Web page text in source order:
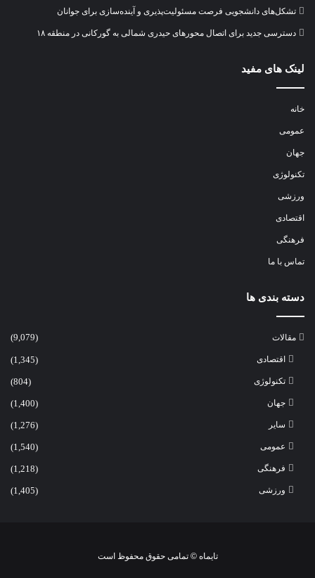
تشکل‌های دانشجویی فرصت مسئولیت‌پذیری و آینده‌سازی برای جوانان
دسترسی جدید برای اتصال محور‌های حیدری شمالی به گورکانی در منطقه ۱۸
لینک های مفید
خانه
عمومی
جهان
تکنولوژی
ورزشی
اقتصادی
فرهنگی
تماس با ما
دسته بندی ها
مقالات (9,079)
اقتصادی (1,345)
تکنولوژی (804)
جهان (1,400)
سایر (1,276)
عمومی (1,540)
فرهنگی (1,218)
ورزشی (1,405)
تایماه©تمامی حقوق محفوظ است